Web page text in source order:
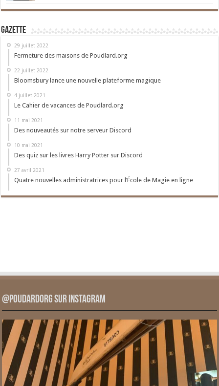
Gazette
29 juillet 2022
Fermeture des maisons de Poudlard.org
22 juillet 2022
Bloomsbury lance une nouvelle plateforme magique
4 juillet 2021
Le Cahier de vacances de Poudlard.org
11 mai 2021
Des nouveautés sur notre serveur Discord
10 mai 2021
Des quiz sur les livres Harry Potter sur Discord
27 avril 2021
Quatre nouvelles administratrices pour l’École de Magie en ligne
@PoudardOrg sur Instagram